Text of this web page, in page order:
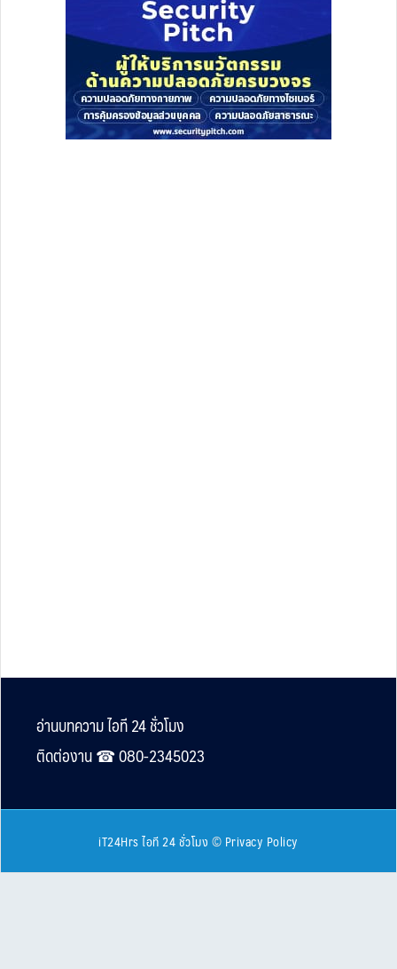
Footer
อ่านบทความ ไอที 24 ชั่วโมง
ติดต่องาน ☎︎ 080-2345023
iT24Hrs ไอที 24 ชั่วโมง © Privacy Policy